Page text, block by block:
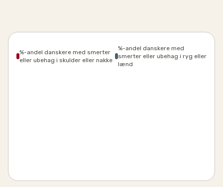
%-andel danskere med smerter
eller ubehag i skulder eller nakke
%-andel danskere med
smerter eller ubehag i ryg eller
lænd